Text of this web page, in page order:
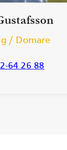
/ Domare
64 26 88